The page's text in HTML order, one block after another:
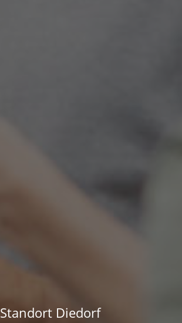
Standort Diedorf